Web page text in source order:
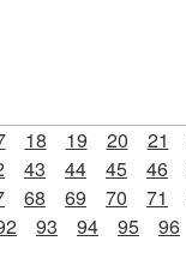
18 19 20 21
43 44 45 46
68 69 70 71
93 94 95 96